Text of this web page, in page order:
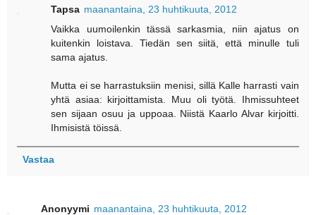
Tapsa maanantaina, 23 huhtikuuta, 2012
Vaikka uumoilenkin tässä sarkasmia, niin ajatus on
kuitenkin loistava. Tiedän sen siitä, että minulle tuli
sama ajatus.
Mutta ei se harrastuksiin menisi, sillä Kalle harrasti vain
yhtä asiaa: kirjoittamista. Muu oli työtä. Ihmissuhteet
sen sijaan osuu ja uppoaa. Niistä Kaarlo Alvar kirjoitti.
Ihmisistä töissä.
Vastaa
Anonyymi maanantaina, 23 huhtikuuta, 2012